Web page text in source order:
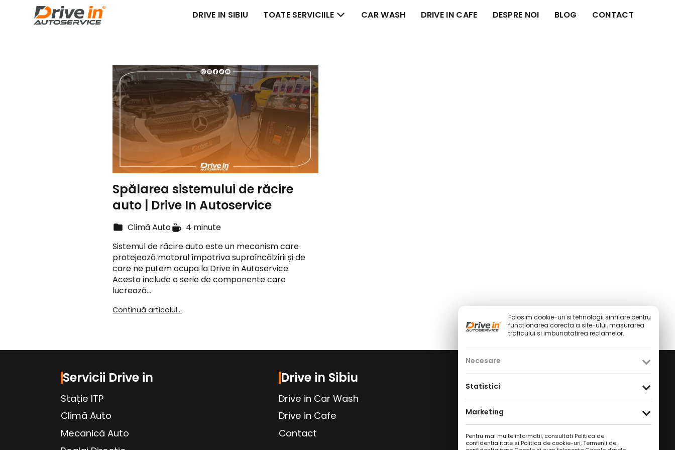
DRIVE IN SIBIU TOATE SERVICIILE CAR WASH DRIVE IN CAFE DESPRE NOI BLOG CONTACT
Spălarea sistemului de răcire
auto | Drive In Autoservice
Climă Auto
4 minute
Sistemul de răcire auto este un mecanism care
protejează motorul împotriva supraîncălzirii și de
care ne putem ocupa la Drive in Autoservice.
Acesta include o serie de componente care
lucrează…
Continuă articolul...
Servicii Drive in
Stație ITP
Climă Auto
Mecanică Auto
Drive in Sibiu
Drive in Car Wash
Drive in Cafe
Contact
Facebook/Instagram/TikTok
Youtube
Politica de Confidențialitate
Folosim cookie-uri si tehnologii similare pentru
functionarea corecta a site-ului, masurarea
traficului si imbunatatirea reclamelor.
Necesare
Statistici
Marketing
Pentru mai multe informatii, consultati Politica de
confidentialitate si Politica de cookie-uri,Termenii de